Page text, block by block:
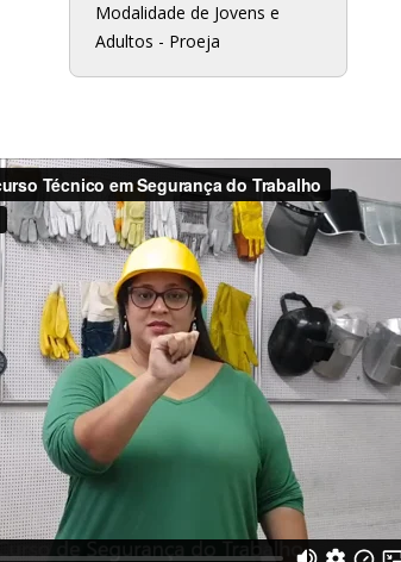
Modalidade de Jovens e
Adultos - Proeja